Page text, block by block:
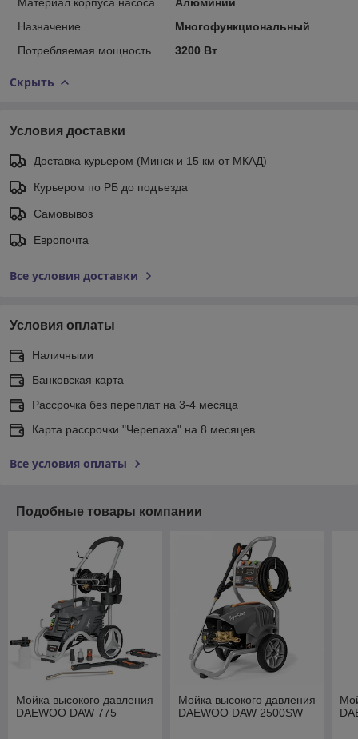
Назначение
Многофункциональный
Потребляемая мощность
3200 Вт
Скрыть
Условия доставки
Доставка курьером (Минск и 15 км от МКАД)
Курьером по РБ до подъезда
Самовывоз
Европочта
Все условия доставки
Условия оплаты
Наличными
Банковская карта
Рассрочка без переплат на 3-4 месяца
Карта рассрочки "Черепаха" на 8 месяцев
Все условия оплаты
Подобные товары компании
Мойка высокого давления
DAEWOO DAW 775
Мойка высокого давления
DAEWOO DAW 2500SW